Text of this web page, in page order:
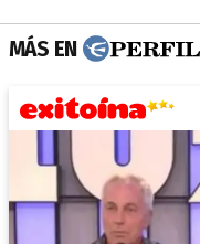
MÁS EN